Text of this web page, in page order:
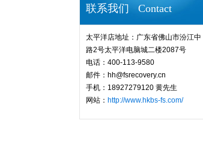
联系我们 Contact
太平洋店地址：广东省佛山市汾江中
路2号太平洋电脑城二楼2087号
电话：400-113-9580
邮件：hh@fsrecovery.cn
手机：18927279120 黄先生
网站： http://www.hkbs-fs.com/